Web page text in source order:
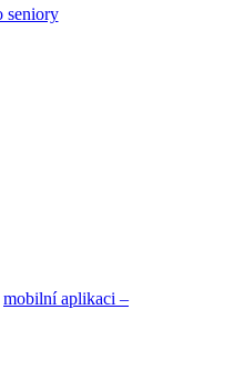
mobilní aplikaci –